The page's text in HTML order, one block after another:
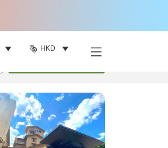
HKD